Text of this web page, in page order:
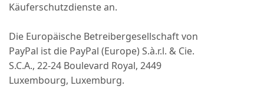
Käuferschutzdienste an.
Die Europäische Betreibergesellschaft von
PayPal ist die PayPal (Europe) S.à.r.l. & Cie.
S.C.A., 22-24 Boulevard Royal, 2449
Luxembourg, Luxemburg.